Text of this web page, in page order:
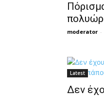
moderator -
Latest
Δεν